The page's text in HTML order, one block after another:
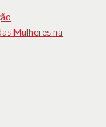
Mulheres na